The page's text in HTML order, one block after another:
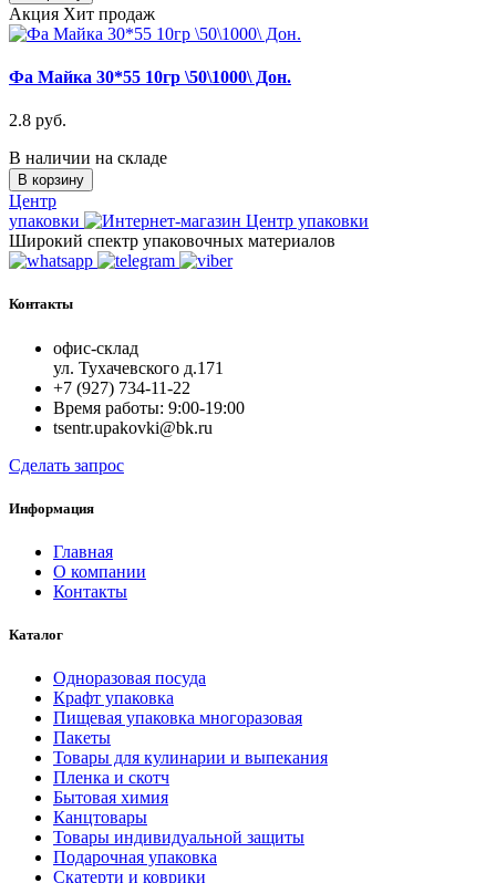
Акция Хит продаж
Фа Майка 30*55 10гр \50\1000\ Дон.
2.8 руб.
В наличии на складе
В корзину
Центр
упаковки
Широкий спектр упаковочных материалов
Контакты
офис-склад
ул. Тухачевского д.171
+7 (927) 734-11-22
Время работы: 9:00-19:00
tsentr.upakovki@bk.ru
Сделать запрос
Информация
Главная
О компании
Контакты
Каталог
Одноразовая посуда
Крафт упаковка
Пищевая упаковка многоразовая
Пакеты
Товары для кулинарии и выпекания
Пленка и скотч
Бытовая химия
Канцтовары
Товары индивидуальной защиты
Подарочная упаковка
Скатерти и коврики